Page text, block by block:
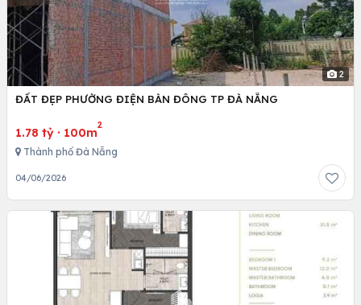
2
ĐẤT ĐẸP PHƯỜNG ĐIỆN BÀN ĐÔNG TP ĐÀ NẴNG
1.78 tỷ · 100m
2
Thành phố Đà Nẵng
04/06/2026